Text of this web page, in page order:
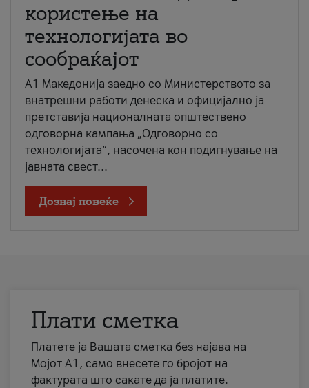
користење на
технологијата во
сообраќајот
A1 Македонија заедно со Министерството за
внатрешни работи денеска и официјално ја
претставија националната општествено
одговорна кампања „Одговорно со
технологијата“, насочена кон подигнување на
јавната свест...
Дознај повеќе
Плати сметка
Платете ја Вашата сметка без најава на
Мојот А1, само внесете го бројот на
фактурата што сакате да ја платите.